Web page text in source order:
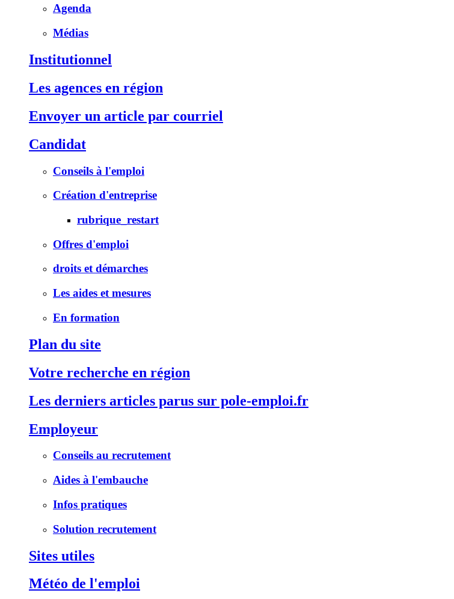
Agenda
Médias
Institutionnel
Les agences en région
Envoyer un article par courriel
Candidat
Conseils à l'emploi
Création d'entreprise
rubrique_restart
Offres d'emploi
droits et démarches
Les aides et mesures
En formation
Plan du site
Votre recherche en région
Les derniers articles parus sur pole-emploi.fr
Employeur
Conseils au recrutement
Aides à l'embauche
Infos pratiques
Solution recrutement
Sites utiles
Météo de l'emploi